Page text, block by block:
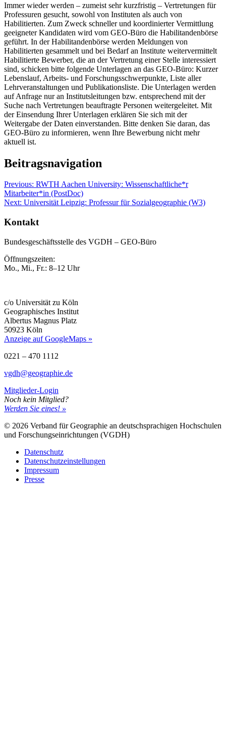
Immer wieder werden – zumeist sehr kurzfristig – Vertretungen für
Professuren gesucht, sowohl von Instituten als auch von
Habilitierten. Zum Zweck schneller und koordinierter Vermittlung
geeigneter Kandidaten wird vom GEO-Büro die Habilitandenbörse
geführt. In der Habilitandenbörse werden Meldungen von
Habilitierten gesammelt und bei Bedarf an Institute weitervermittelt
Habilitierte Bewerber, die an der Vertretung einer Stelle interessiert
sind, schicken bitte folgende Unterlagen an das GEO-Büro: Kurzer
Lebenslauf, Arbeits- und Forschungsschwerpunkte, Liste aller
Lehrveranstaltungen und Publikationsliste. Die Unterlagen werden
auf Anfrage nur an Institutsleitungen bzw. entsprechend mit der
Suche nach Vertretungen beauftragte Personen weitergeleitet. Mit
der Einsendung Ihrer Unterlagen erklären Sie sich mit der
Weitergabe der Daten einverstanden. Bitte denken Sie daran, das
GEO-Büro zu informieren, wenn Ihre Bewerbung nicht mehr
aktuell ist.
Beitragsnavigation
Previous: RWTH Aachen University: Wissenschaftliche*r
Mitarbeiter*in (PostDoc)
Next: Universität Leipzig: Professur für Sozialgeographie (W3)
Kontakt
Bundesgeschäftsstelle des VGDH – GEO-Büro
Öffnungszeiten:
Mo., Mi., Fr.: 8–12 Uhr
c/o Universität zu Köln
Geographisches Institut
Albertus Magnus Platz
50923 Köln
Anzeige auf GoogleMaps »
0221 – 470 1112
vgdh@geographie.de
Mitglieder-Login
Noch kein Mitglied?
Werden Sie eines! »
© 2026 Verband für Geographie an deutschsprachigen Hochschulen
und Forschungseinrichtungen (VGDH)
Datenschutz
Datenschutzeinstellungen
Impressum
Presse